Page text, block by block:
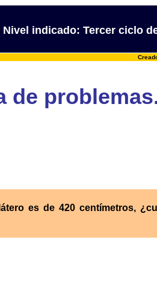
Nivel indicado: Tercer ciclo
de
es de 420 centímetros,